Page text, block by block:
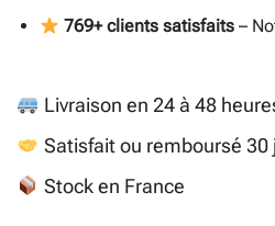
769+ clients satisfaits –
Livraison en 24 à 48
Satisfait ou remboursé 30
Stock en France